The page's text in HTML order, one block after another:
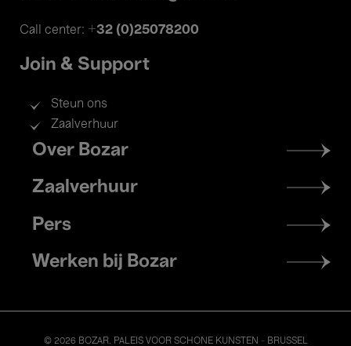
Call center: +32 (0)25078200
Join & Support
Steun ons
Zaalverhuur
Footer
menu
Over Bozar
Zaalverhuur
Pers
Werken bij Bozar
© 2026 BOZAR. PALEIS VOOR SCHONE KUNSTEN - BRUSSEL